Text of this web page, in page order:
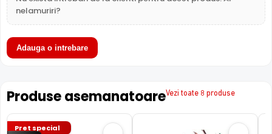
nelamuriri?
Adauga o intrebare
Produse asemanatoareVezi toate 8 produse
Pret special